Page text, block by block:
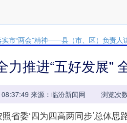
实市“两会”精神——县（市、区）负责人
推进“五好发展”
08:37:49 来源：临汾新闻网 浏览次数
省委‘四为四高两同步’总体思